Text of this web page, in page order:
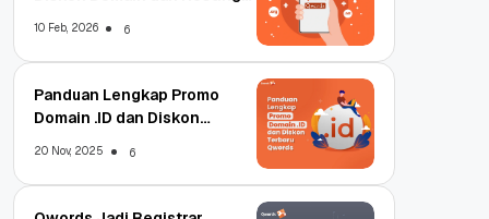
10 Feb, 2026 6
Panduan Lengkap Promo
Domain .ID dan Diskon
20 Nov, 2025 6